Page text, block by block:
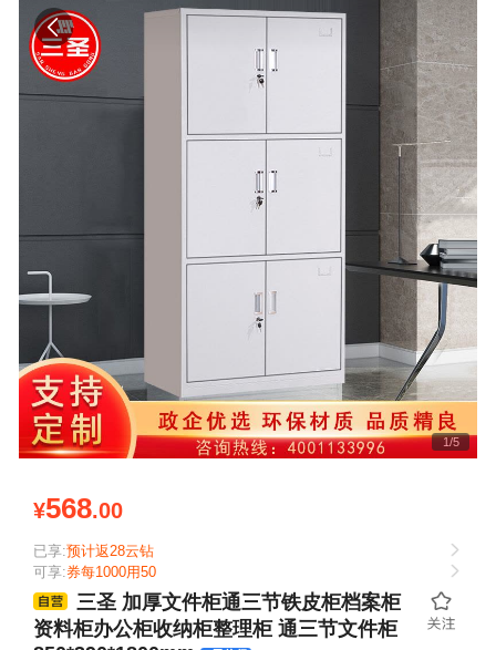
1/5
¥568.00
已享:预计返28云钻
可享:券每1000用50
三圣 加厚文件柜通三节铁皮柜档案柜
资料柜办公柜收纳柜整理柜 通三节文件柜